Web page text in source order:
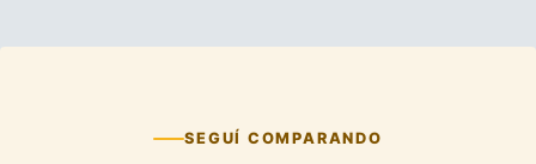
SEGUÍ COMPARANDO